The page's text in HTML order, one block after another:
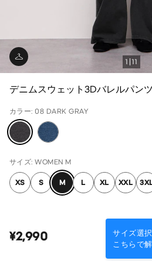
1 11
デニムスウェット3Dバレルパン
カラー: 08 DARK GRAY
サイズ: WOMEN M
XS S M L XL XXL
サイズ選
こちらで
¥2,990